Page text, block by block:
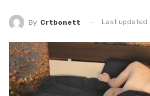
By Crtbonett Last updated